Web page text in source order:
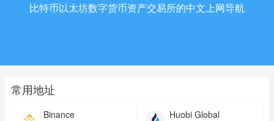
比特币以太坊数字货币资产交易所的中文上网导航
常用地址
Binance Huobi Global